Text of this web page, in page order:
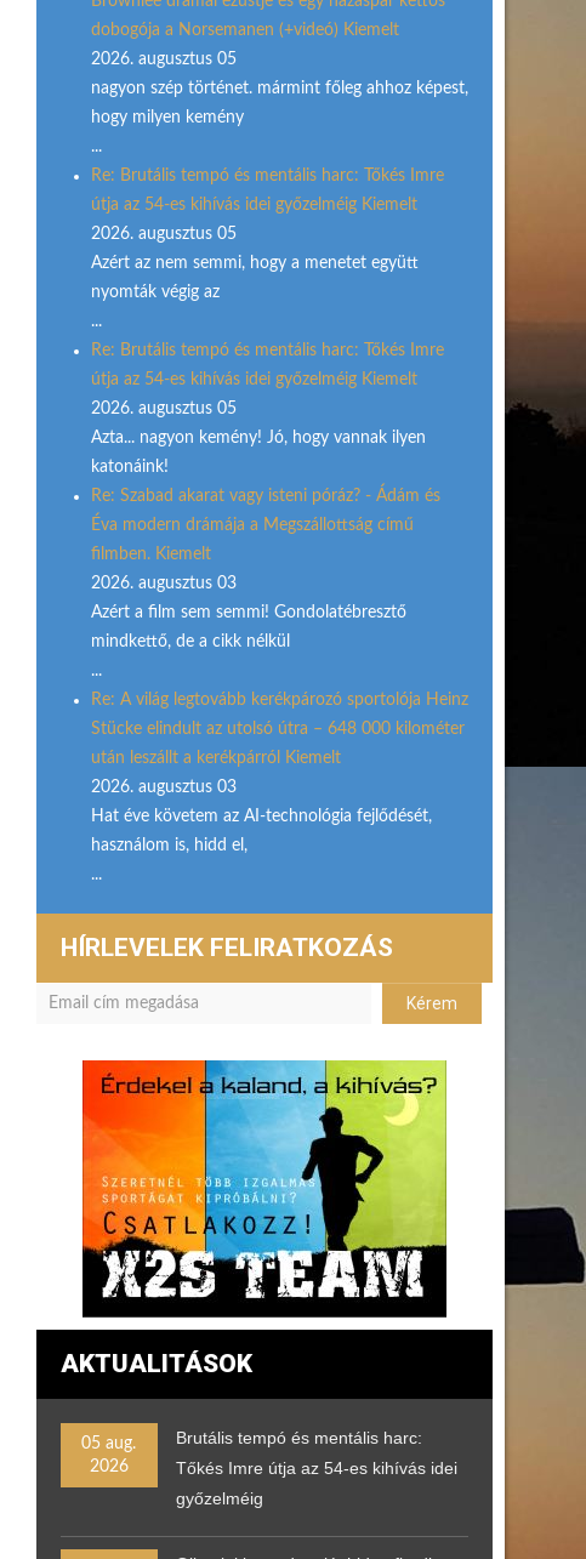
dobogója a Norsemanen (+videó) Kiemelt
2026. augusztus 05
nagyon szép történet. mármint főleg ahhoz képest,
hogy milyen kemény
...
Re: Brutális tempó és mentális harc: Tőkés Imre
útja az 54-es kihívás idei győzelméig Kiemelt
2026. augusztus 05
Azért az nem semmi, hogy a menetet együtt
nyomták végig az
...
Re: Brutális tempó és mentális harc: Tőkés Imre
útja az 54-es kihívás idei győzelméig Kiemelt
2026. augusztus 05
Azta... nagyon kemény! Jó, hogy vannak ilyen
katonáink!
Re: Szabad akarat vagy isteni póráz? - Ádám és
Éva modern drámája a Megszállottság című
filmben. Kiemelt
2026. augusztus 03
Azért a film sem semmi! Gondolatébresztő
mindkettő, de a cikk nélkül
...
Re: A világ legtovább kerékpározó sportolója Heinz
Stücke elindult az utolsó útra – 648 000 kilométer
után leszállt a kerékpárról Kiemelt
2026. augusztus 03
Hat éve követem az AI-technológia fejlődését,
használom is, hidd el,
...
HÍRLEVELEK FELIRATKOZÁS
AKTUALITÁSOK
05 aug.
2026
Brutális tempó és mentális harc:
Tőkés Imre útja az 54-es kihívás idei
győzelméig